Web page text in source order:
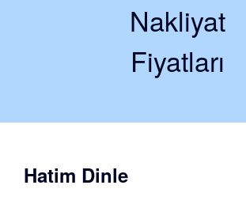
Nakliyat
Fiyatları
Hatim Dinle